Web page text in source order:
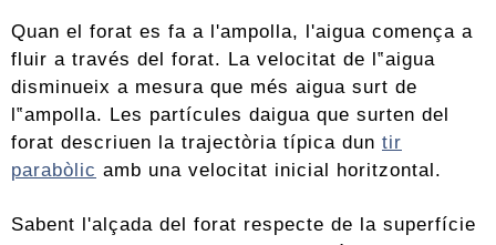
Quan el forat es fa a l'ampolla, l'aigua comença a
fluir a través del forat. La velocitat de l‟aigua
disminueix a mesura que més aigua surt de
l‟ampolla. Les partícules daigua que surten del
forat descriuen la trajectòria típica dun tir
parabòlic amb una velocitat inicial horitzontal.
Sabent l'alçada del forat respecte de la superfície